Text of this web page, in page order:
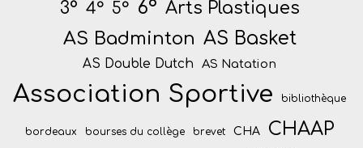
3° 4° 5° 6° Arts Plastiques
AS Badminton AS Basket
AS Double Dutch AS Natation
Association Sportive bibliothèque
bordeaux bourses du collège brevet CHA CHAAP